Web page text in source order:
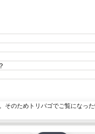
のためトリバゴでご覧になっ